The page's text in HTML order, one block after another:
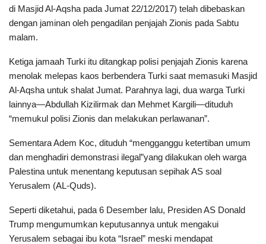
di Masjid Al-Aqsha pada Jumat 22/12/2017) telah dibebaskan
dengan jaminan oleh pengadilan penjajah Zionis pada Sabtu
malam.
Ketiga jamaah Turki itu ditangkap polisi penjajah Zionis karena
menolak melepas kaos berbendera Turki saat memasuki Masjid
Al-Aqsha untuk shalat Jumat. Parahnya lagi, dua warga Turki
lainnya—Abdullah Kizilirmak dan Mehmet Kargili—dituduh
“memukul polisi Zionis dan melakukan perlawanan”.
Sementara Adem Koc, dituduh “mengganggu ketertiban umum
dan menghadiri demonstrasi ilegal”yang dilakukan oleh warga
Palestina untuk menentang keputusan sepihak AS soal
Yerusalem (AL-Quds).
Seperti diketahui, pada 6 Desember lalu, Presiden AS Donald
Trump mengumumkan keputusannya untuk mengakui
Yerusalem sebagai ibu kota “Israel” meski mendapat